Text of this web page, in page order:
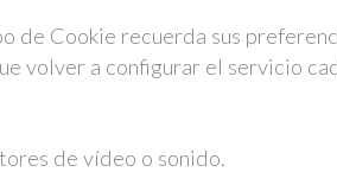
de Cookie recuerda sus
volver a configurar el servicio
de vídeo o sonido.